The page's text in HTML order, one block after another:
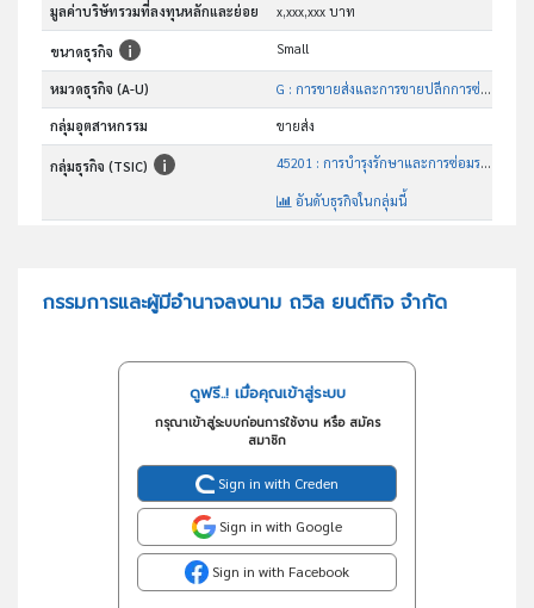
มูลค่าบริษัทรวมที่ลงทุนหลักและย่อย x,xxx,xxx บาท
ขนาดธุรกิจ Small
หมวดธุรกิจ (A-U) G : การขายส่งและการขายปลีกการซ่อมยานยนต์และ จักรยานยนต์
กลุ่มอุตสาหกรรม ขายส่ง
กลุ่มธุรกิจ (TSIC) 45201 : การบำรุงรักษาและการซ่อมระบบเครื่องยนต์และชิ้นส่วนยานยนต์
อันดับธุรกิจในกลุ่มนี้
กรรมการและผู้มีอำนาจลงนาม ถวิล ยนต์กิจ จำกัด
ดูฟรี..! เมื่อคุณเข้าสู่ระบบ
กรุณาเข้าสู่ระบบก่อนการใช้งาน หรือ สมัคร
สมาชิก
Sign in with Creden
Sign in with Google
Sign in with Facebook